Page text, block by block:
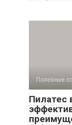
Полезные
Пилатес